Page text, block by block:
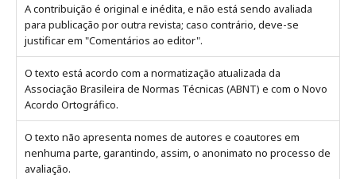
A contribuição é original e inédita, e não está sendo avaliada
para publicação por outra revista; caso contrário, deve-se
justificar em "Comentários ao editor".
O texto está acordo com a normatização atualizada da
Associação Brasileira de Normas Técnicas (ABNT) e com o Novo
Acordo Ortográfico.
O texto não apresenta nomes de autores e coautores em
nenhuma parte, garantindo, assim, o anonimato no processo de
avaliação.